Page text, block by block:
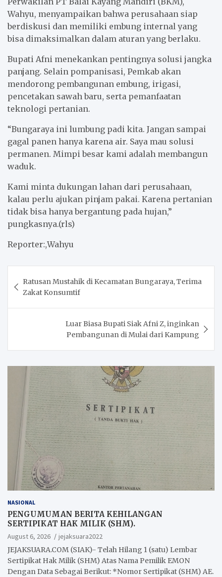
Wahyu, menyampaikan bahwa perusahaan siap
berdiskusi dan memiliki embung internal yang
bisa dimaksimalkan dalam aturan yang berlaku.
Bupati Afni menekankan pentingnya solusi jangka
panjang. Selain pompanisasi, Pemkab akan
mendorong pembangunan embung, irigasi,
pencetakan sawah baru, serta pemanfaatan
teknologi pertanian.
“Bungaraya ini lumbung padi kita. Jangan sampai
gagal panen hanya karena air. Saya mau solusi
permanen. Mimpi besar kami adalah membangun
waduk.
Kami minta dukungan lahan dari perusahaan,
kalau perlu ajukan pinjam pakai. Karena pertanian
tidak bisa hanya bergantung pada hujan,”
pungkasnya.(rls)
Reporter:,Wahyu
navigation
Ratusan Mustahik di Kecamatan Bungaraya, Terima
Zakat Konsumtif
Luar Biasa Bupati Siak Afni Z, inginkan
Pembangunan di Mulai dari Kampung
NASIONAL
PENGUMUMAN BERITA KEHILANGAN
SERTIPIKAT HAK MILIK (SHM).
August 6, 2026
jejaksuara2022
JEJAKSUARA.COM (SIAK)- Telah Hilang 1 (satu) Lembar
Sertipikat Hak Milik (SHM) Atas Nama Pemilik EMON
Dengan Data Sebagai Berikut: *Nomor Sertipikat (SHM) AE.